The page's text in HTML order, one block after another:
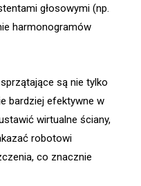
głosowymi (np.
harmonogramów
są nie tylko
bardziej efektywne w
wirtualne ściany,
robotowi
co znacznie